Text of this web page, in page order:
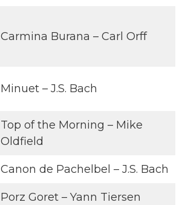
Carmina Burana – Carl Orff
Minuet – J.S. Bach
Top of the Morning – Mike
Oldfield
Canon de Pachelbel – J.S. Bach
Porz Goret – Yann Tiersen